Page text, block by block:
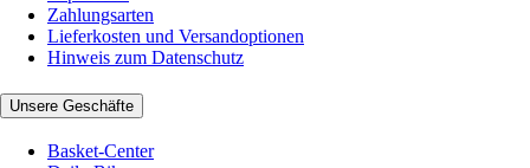
Zahlungsarten
Lieferkosten und Versandoptionen
Hinweis zum Datenschutz
Unsere Geschäfte
Basket-Center